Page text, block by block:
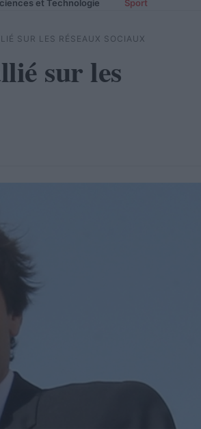
et Technologie Sport
SUR LES RÉSEAUX SOCIAUX
sur les